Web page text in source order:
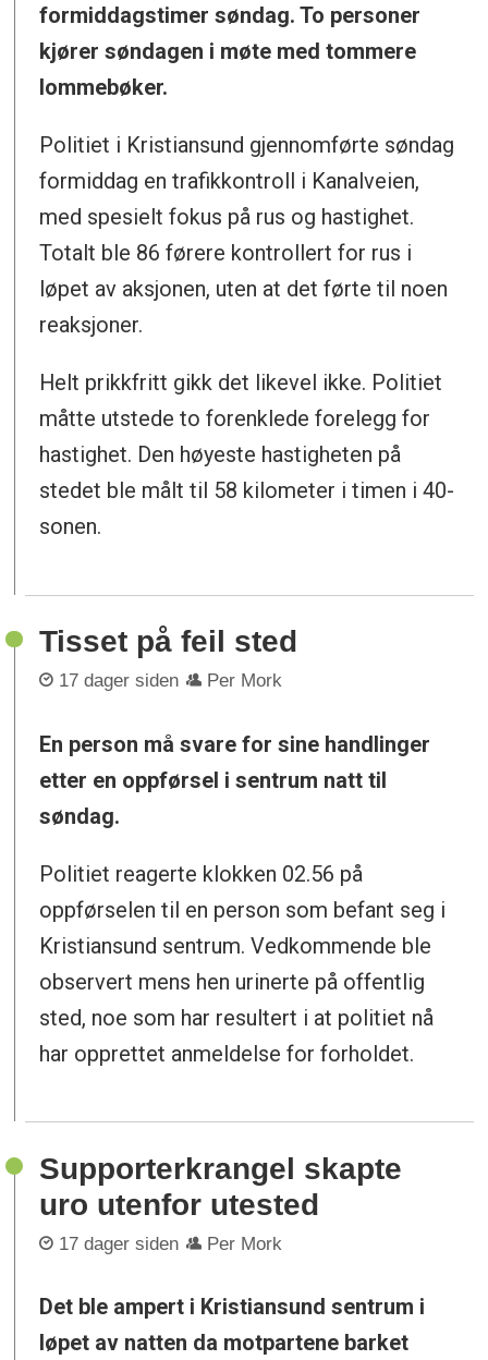
formiddagstimer søndag. To personer
kjører søndagen i møte med tommere
lommebøker.
Politiet i Kristiansund gjennomførte søndag
formiddag en trafikkontroll i Kanalveien,
med spesielt fokus på rus og hastighet.
Totalt ble 86 førere kontrollert for rus i
løpet av aksjonen, uten at det førte til noen
reaksjoner.
Helt prikkfritt gikk det likevel ikke. Politiet
måtte utstede to forenklede forelegg for
hastighet. Den høyeste hastigheten på
stedet ble målt til 58 kilometer i timen i 40-
sonen.
Tisset på feil sted
17 dager siden Per Mork
En person må svare for sine handlinger
etter en oppførsel i sentrum natt til
søndag.
Politiet reagerte klokken 02.56 på
oppførselen til en person som befant seg i
Kristiansund sentrum. Vedkommende ble
observert mens hen urinerte på offentlig
sted, noe som har resultert i at politiet nå
har opprettet anmeldelse for forholdet.
Supporterkrangel skapte
uro utenfor utested
17 dager siden Per Mork
Det ble ampert i Kristiansund sentrum i
løpet av natten da motpartene barket